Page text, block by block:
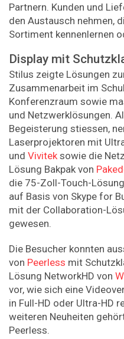
Partnern. Kunden und
den Austausch nehmen,
Sortiment kennenlernen
Display mit
Stilus zeigte Lösungen
Zusammenarbeit im
Konferenzraum sowie
und Netzwerklösungen.
Begeisterung stiessen,
Laserprojektoren mit
und Vivitek sowie die
Lösung Bakpak von
die 75-Zoll-Touch-
auf Basis von Skype for
mit der Collaboration-
gewesen.
Die Besucher konnten
von Peerless mit
Lösung NetworkHD von
vor, wie sich eine
in Full-HD oder Ultra-HD
weiteren Neuheiten
Peerless.